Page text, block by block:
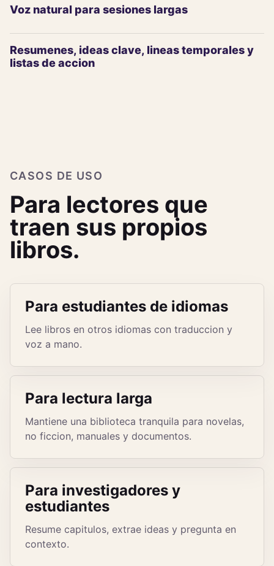
Voz natural para sesiones largas
Resumenes, ideas clave, lineas temporales y
listas de accion
CASOS DE USO
Para lectores que
traen sus propios
libros.
Para estudiantes de idiomas
Lee libros en otros idiomas con traduccion y
voz a mano.
Para lectura larga
Mantiene una biblioteca tranquila para novelas,
no ficcion, manuales y documentos.
Para investigadores y
estudiantes
Resume capitulos, extrae ideas y pregunta en
contexto.